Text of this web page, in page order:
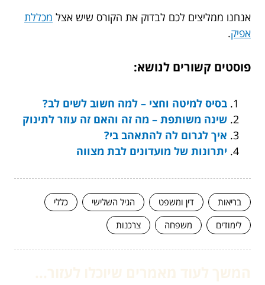
אנחנו ממליצים לכם לבדוק את הקורס שיש אצל מכללת
אפיק.
פוסטים קשורים לנושא:
בסיס למיטה וחצי – למה חשוב לשים לב?
שינה משותפת – מה זה והאם זה עוזר לתינוק
איך לגרום לה להתאהב בי?
יתרונות של מועדונים לבת מצווה
בריאות דין ומשפט הגיל השלישי
כללי
לימודים
משפחה צרכנות